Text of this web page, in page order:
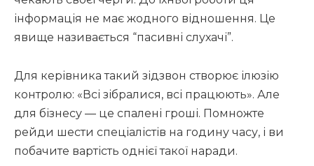
інформація не має жодного відношення. Це
явище називається “пасивні слухачі”.
Для керівника такий зідзвон створює ілюзію
контролю: «Всі зібралися, всі працюють». Але
для бізнесу — це спалені гроші. Помножте
рейди шести спеціалістів на годину часу, і ви
побачите вартість однієї такої наради.